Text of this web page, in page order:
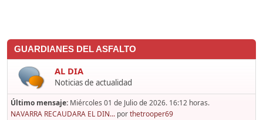
GUARDIANES DEL ASFALTO
AL DIA
Noticias de actualidad
Último mensaje: Miércoles 01 de Julio de 2026. 16:12 horas.
NAVARRA RECAUDARA EL DIN... porthetrooper69